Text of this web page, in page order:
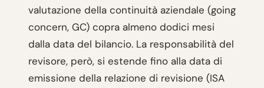
valutazione della continuità aziendale (going
concern, GC) copra almeno dodici mesi
dalla data del bilancio. La responsabilità del
revisore, però, si estende fino alla data di
emissione della relazione di revisione (ISA